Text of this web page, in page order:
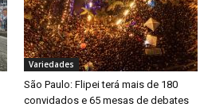
Variedades
São Paulo: Flipei terá mais de 180
convidados e 65 mesas de debates